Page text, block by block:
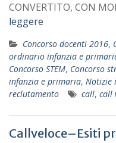
CONVERTITO, CON
leggere
Concorso docenti 2016,
ordinario infanzia e
Concorso STEM, Concorso
infanzia e primaria, Notizie
reclutamento
call, call
Callveloce–Esiti